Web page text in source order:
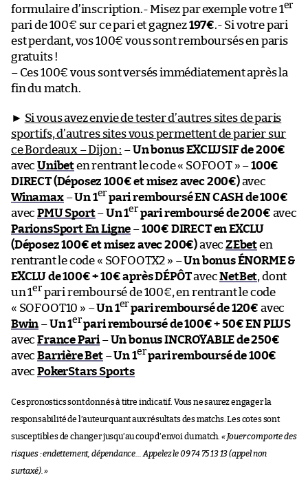
formulaire d’inscription.- Misez par exemple votre 1er
pari de 100€ sur ce pari et gagnez197€.- Si votre pari
est perdant, vos 100€ vous sont remboursés en paris
gratuits !
– Ces 100€ vous sont versés immédiatement après la
fin du match.
► Si vous avez envie de tester d’autres sites de paris
sportifs, d’autres sites vous permettent de parier sur
ce Bordeaux – Dijon : –Un bonus EXCLUSIF de 200€
avecUnibeten rentrant le code « SOFOOT » –100€
DIRECT (Déposez 100€ et misez avec 200€)avec
Winamax–Un 1er pari remboursé EN CASH de 100€
avecPMU Sport–Un 1er pari remboursé de 200€ avec
ParionsSport En Ligne –100€ DIRECT en EXCLU
(Déposez 100€ et misez avec 200€)avec ZEbeten
rentrant le code « SOFOOTX2 » –Un bonus ÉNORME &
EXCLU de 100€ + 10€ après DÉPÔTavecNetBet, dont
un 1er pari remboursé de 100€, en rentrant le code
« SOFOOT10 » –Un 1er pari remboursé de 120€ avec
Bwin –Un 1erpari remboursé de 100€ + 50€ EN PLUS
avecFrance Pari–Un bonus INCROYABLE de 250€
avecBarrière Bet–Un 1erpari remboursé de 100€
avecPokerStars Sports
Ces pronostics sont donnés à titre indicatif. Vous ne saurez engager la
responsabilité de l’auteur quant aux résultats des matchs. Les cotes sont
susceptibles de changer jusqu’au coup d’envoi du match. « Jouer comporte des
risques : endettement, dépendance… Appelez le 09 74 75 13 13 (appel non
surtaxé). »